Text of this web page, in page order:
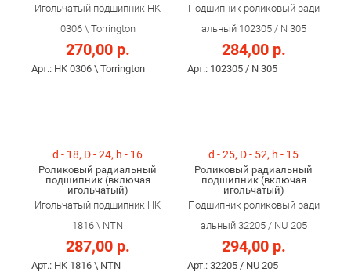
Игольчатый подшипник HK
0306 \ Torrington
270,00 р.
Арт.: HK 0306 \ Torrington
Подшипник роликовый ради
альный 102305 / N 305
284,00 р.
Арт.: 102305 / N 305
d - 18, D - 24, h - 16
Роликовый радиальный
подшипник (включая
игольчатый)
Игольчатый подшипник HK
1816 \ NTN
287,00 р.
Арт.: HK 1816 \ NTN
d - 25, D - 52, h - 15
Роликовый радиальный
подшипник (включая
игольчатый)
Подшипник роликовый ради
альный 32205 / NU 205
294,00 р.
Арт.: 32205 / NU 205